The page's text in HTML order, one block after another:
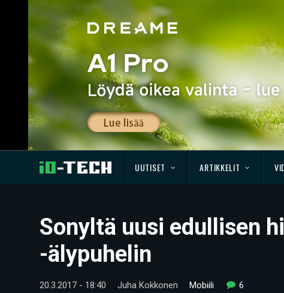
UUTISET ARTIKKELIT
Sonyltä uusi edullisen
-älypuhelin
20.3.2017 - 18:40 Juha Kokkonen Mobiili 6